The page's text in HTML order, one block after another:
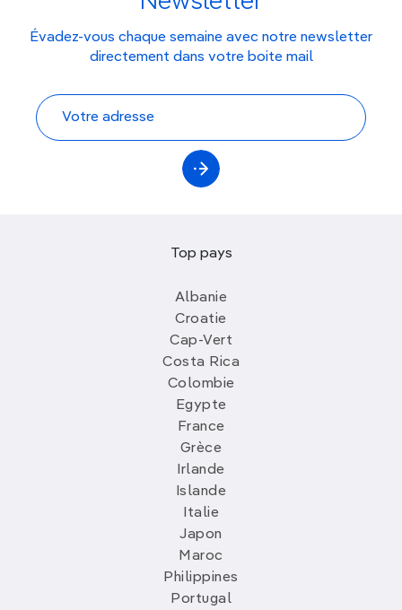
Évadez-vous chaque semaine avec notre newsletter
directement dans votre boite mail
Top pays
Albanie
Croatie
Cap-Vert
Costa Rica
Colombie
Egypte
France
Grèce
Irlande
Islande
Italie
Japon
Maroc
Philippines
Portugal